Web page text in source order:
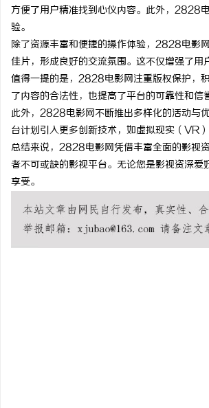
方便了用户精准找到心仪内容。此外，2828
验。
除了资源丰富和便捷的操作体验，2828电影
佳片，形成良好的交流氛围。这不仅增强了
值得一提的是，2828电影网注重版权保护，
了内容的合法性，也提高了平台的可靠性和
此外，2828电影网不断推出多样化的活动与
台计划引入更多创新技术，如虚拟现实（VR
总结来说，2828电影网凭借丰富全面的影视
者不可或缺的影视平台。无论您是影视资深
享受。